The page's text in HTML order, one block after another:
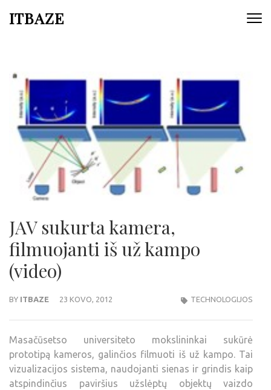
ITBAZE
JAV sukurta kamera,
filmuojanti iš už kampo
(video)
BY ITBAZE 23 KOVO, 2012 TECHNOLOGIJOS
Masačūsetso universiteto mokslininkai sukūrė
prototipą kameros, galinčios filmuoti iš už kampo. Tai
vizualizacijos sistema, naudojanti sienas ir grindis kaip
atspindinčius paviršius užslėptų objektų vaizdo